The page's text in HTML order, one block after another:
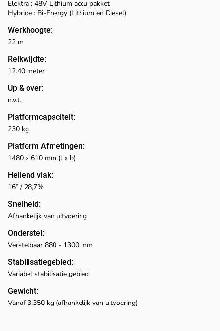
Werkhoogte:
Reikwijdte:
Up & over:
Platformcapaciteit:
Platform Afmetingen:
Hellend vlak:
Snelheid:
Onderstel:
Stabilisatiegebied:
Gewicht:
Elektra : 48V Lithium accu pakket
Hybride : Bi-Energy (Lithium en Diesel)
22 m
12.40 meter
n.v.t.
230 kg
1480 x 610 mm (l x b)
16° / 28,7%
Afhankelijk van uitvoering
Verstelbaar 880 - 1300 mm
Variabel stabilisatie gebied
Vanaf 3.350 kg (afhankelijk van uitvoering)